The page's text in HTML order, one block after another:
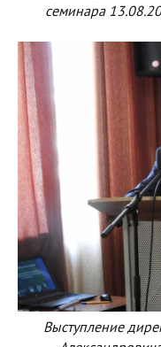
семинара
Выступление